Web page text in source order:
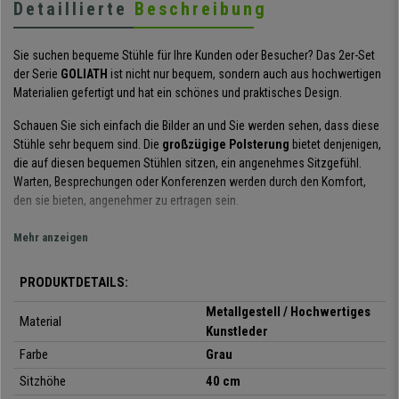
Detaillierte Beschreibung
Sie suchen bequeme Stühle für Ihre Kunden oder Besucher? Das 2er-Set
der Serie GOLIATH ist nicht nur bequem, sondern auch aus hochwertigen
Materialien gefertigt und hat ein schönes und praktisches Design.
Schauen Sie sich einfach die Bilder an und Sie werden sehen, dass diese
Stühle sehr bequem sind. Die großzügige Polsterung bietet denjenigen,
die auf diesen bequemen Stühlen sitzen, ein angenehmes Sitzgefühl.
Warten, Besprechungen oder Konferenzen werden durch den Komfort,
den sie bieten, angenehmer zu ertragen sein.
Diese Stühle sind aus
mithochwertigem Kunstleder
Das Design, die Optik und die Verarbeitung sind
Wartezimmer, Besprechungsraum oder Konferenzraum. Darüber hinaus
sind die Produkte in einer
Vielzahl von Farben
Mehr anzeigen
PRODUKTDETAILS:
Material
Metallgestell / Hochwertiges
Kunstleder
Farbe
Grau
Sitzhöhe
40 cm